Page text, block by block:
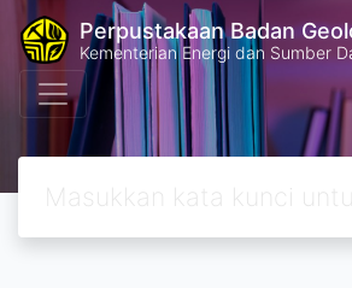
Perpustakaan Badan
Kementerian Energi dan Sumber